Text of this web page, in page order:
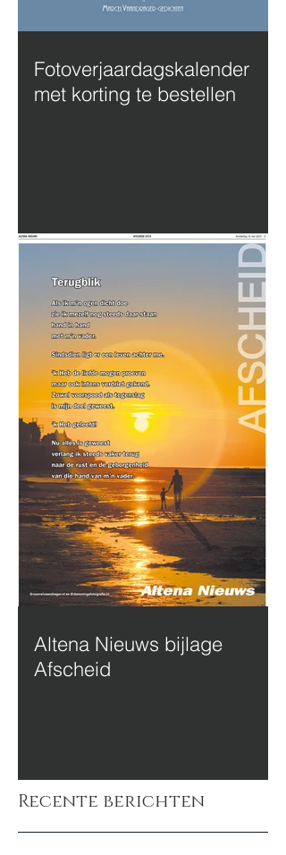
Fotoverjaardagskalender
met korting te bestellen
Altena Nieuws bijlage
Afscheid
Recente berichten